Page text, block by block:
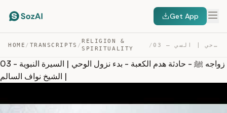
Get App
HOME / TRANSCRIPTS /
RELIGION &
SPIRITUALITY
/ 03 – زواجه ﷺ – حادثة هدم الكعبة – بدء نزول الوحي | السي… — TRANSCRIPT
03 - زواجه ﷺ - حادثة هدم الكعبة - بدء نزول الوحي | السيرة النبوية
| الشيخ نواف السالم